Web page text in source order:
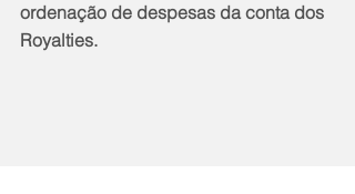
ordenação de despesas da conta dos
Royalties.